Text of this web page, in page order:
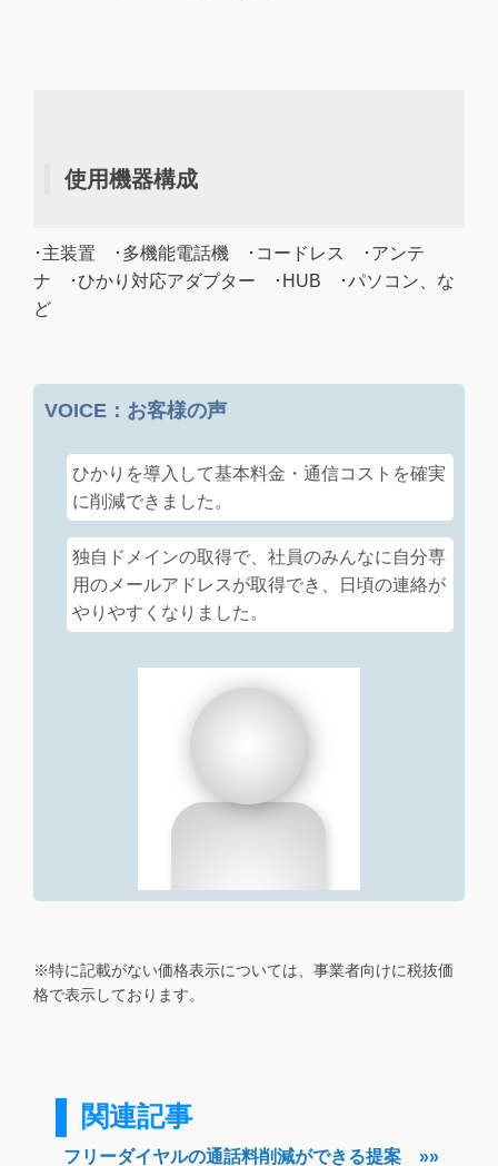
使用機器構成
･主装置 ･多機能電話機 ･コードレス ･アンテ
ナ ･ひかり対応アダプター ･HUB ･パソコン、な
ど
VOICE：お客様の声
ひかりを導入して基本料金・通信コストを確実
に削減できました。
独自ドメインの取得で、社員のみんなに自分専
用のメールアドレスが取得でき、日頃の連絡が
やりやすくなりました。
※特に記載がない価格表示については、事業者向けに税抜価
格で表示しております。
関連記事
フリーダイヤルの通話料削減ができる提案 »»